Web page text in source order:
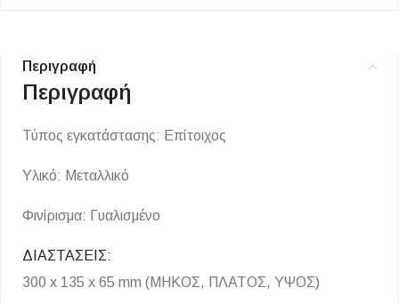
Περιγραφή
Περιγραφή
Τύπος εγκατάστασης: Επίτοιχος
Υλικό: Μεταλλικό
Φινίρισμα: Γυαλισμένο
ΔΙΑΣΤΑΣΕΙΣ:
300 x 135 x 65 mm (ΜΗΚΟΣ, ΠΛΑΤΟΣ, ΥΨΟΣ)